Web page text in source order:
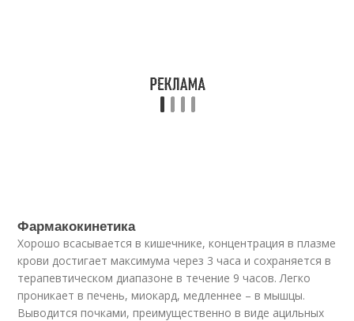
Фармакокинетика
Хорошо всасывается в кишечнике, концентрация в плазме
крови достигает максимума через 3 часа и сохраняется в
терапевтическом диапазоне в течение 9 часов. Легко
проникает в печень, миокард, медленнее – в мышцы.
Выводится почками, преимущественно в виде ацильных